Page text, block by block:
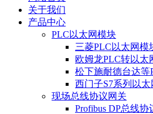
关于我们
产品中心
PLC以太网模块
三菱PLC以太网模
欧姆龙PLC转以太
松下施耐德台达等
西门子S7系列以太
现场总线协议网关
Profibus DP总线协